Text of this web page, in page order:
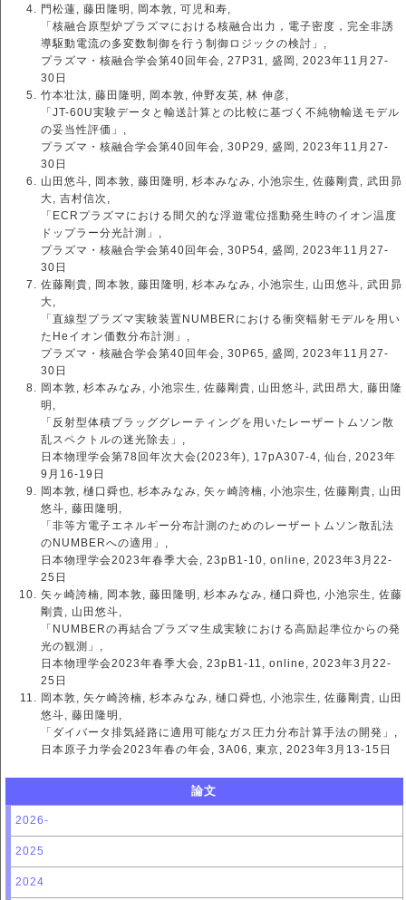
門松蓮, 藤田隆明, 岡本敦, 可児和寿,
「核融合原型炉プラズマにおける核融合出力，電子密度，完全非誘
導駆動電流の多変数制御を行う制御ロジックの検討」,
プラズマ・核融合学会第40回年会, 27P31, 盛岡, 2023年11月27-
30日
竹本壮汰, 藤田隆明, 岡本敦, 仲野友英, 林 伸彦,
「JT-60U実験データと輸送計算との比較に基づく不純物輸送モデル
の妥当性評価」,
プラズマ・核融合学会第40回年会, 30P29, 盛岡, 2023年11月27-
30日
山田悠斗, 岡本敦, 藤田隆明, 杉本みなみ, 小池宗生, 佐藤剛貴, 武田昴
大, 吉村信次,
「ECRプラズマにおける間欠的な浮遊電位揺動発生時のイオン温度
ドップラー分光計測」,
プラズマ・核融合学会第40回年会, 30P54, 盛岡, 2023年11月27-
30日
佐藤剛貴, 岡本敦, 藤田隆明, 杉本みなみ, 小池宗生, 山田悠斗, 武田昴
大,
「直線型プラズマ実験装置NUMBERにおける衝突輻射モデルを用い
たHeイオン価数分布計測」,
プラズマ・核融合学会第40回年会, 30P65, 盛岡, 2023年11月27-
30日
岡本敦, 杉本みなみ, 小池宗生, 佐藤剛貴, 山田悠斗, 武田昂大, 藤田隆
明,
「反射型体積ブラッググレーティングを用いたレーザートムソン散
乱スペクトルの迷光除去」,
日本物理学会第78回年次大会(2023年), 17pA307-4, 仙台, 2023年
9月16-19日
岡本敦, 樋口舜也, 杉本みなみ, 矢ヶ崎誇楠, 小池宗生, 佐藤剛貴, 山田
悠斗, 藤田隆明,
「非等方電子エネルギー分布計測のためのレーザートムソン散乱法
のNUMBERへの適用」,
日本物理学会2023年春季大会, 23pB1-10, online, 2023年3月22-
25日
矢ヶ崎誇楠, 岡本敦, 藤田隆明, 杉本みなみ, 樋口舜也, 小池宗生, 佐藤
剛貴, 山田悠斗,
「NUMBERの再結合プラズマ生成実験における高励起準位からの発
光の観測」,
日本物理学会2023年春季大会, 23pB1-11, online, 2023年3月22-
25日
岡本敦, 矢ケ崎誇楠, 杉本みなみ, 樋口舜也, 小池宗生, 佐藤剛貴, 山田
悠斗, 藤田隆明,
「ダイバータ排気経路に適用可能なガス圧力分布計算手法の開発」,
日本原子力学会2023年春の年会, 3A06, 東京, 2023年3月13-15日
論文
2026-
2025
2024